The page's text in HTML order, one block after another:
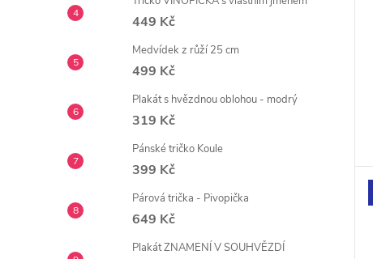
449 Kč
Medvídek z růží 25 cm
499 Kč
Plakát s hvězdnou oblohou - modrý
319 Kč
Pánské tričko Koule
399 Kč
Párová trička - Pivopička
649 Kč
Plakát ZNAMENÍ V SOUHVĚZDÍ